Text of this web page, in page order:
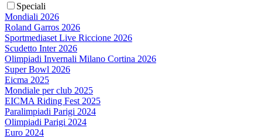
Speciali
Mondiali 2026
Roland Garros 2026
Sportmediaset Live Riccione 2026
Scudetto Inter 2026
Olimpiadi Invernali Milano Cortina 2026
Super Bowl 2026
Eicma 2025
Mondiale per club 2025
EICMA Riding Fest 2025
Paralimpiadi Parigi 2024
Olimpiadi Parigi 2024
Euro 2024